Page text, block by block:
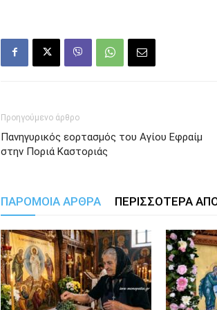
Προηγούμενο άρθρο
Πανηγυρικός εορτασμός του Αγίου Εφραίμ
στην Ποριά Καστοριάς
ΠΑΡΟΜΟΙΑ ΑΡΘΡΑ ΠΕΡΙΣΣΟΤΕΡΑ